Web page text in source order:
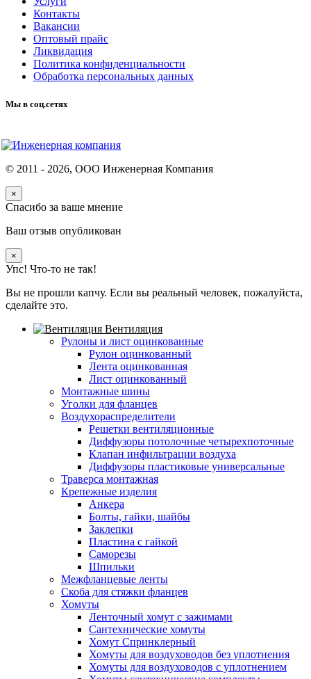
Контакты
Вакансии
Оптовый прайс
Ликвидация
Политика конфиденциальности
Обработка персональных данных
Мы в соц.сетях
© 2011 - 2026, ООО Инженерная Компания
×
Спасибо за ваше мнение
Ваш отзыв опубликован
×
Упс! Что-то не так!
Вы не прошли капчу. Если вы реальный человек, пожалуйста,
сделайте это.
Вентиляция
Рулоны и лист оцинкованные
Рулон оцинкованный
Лента оцинкованная
Лист оцинкованный
Монтажные шины
Уголки для фланцев
Воздухораспределители
Решетки вентиляционные
Диффузоры потолочные четырехпоточные
Клапан инфильтрации воздуха
Диффузоры пластиковые универсальные
Траверса монтажная
Крепежные изделия
Анкера
Болты, гайки, шайбы
Заклепки
Пластина с гайкой
Саморезы
Шпильки
Межфланцевые ленты
Скоба для стяжки фланцев
Хомуты
Ленточный хомут с зажимами
Сантехнические хомуты
Хомут Спринклерный
Хомуты для воздуховодов без уплотнения
Хомуты для воздуховодов с уплотнением